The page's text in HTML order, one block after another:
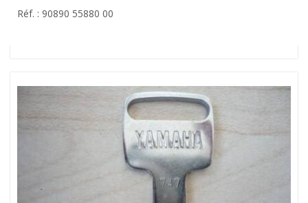
Réf. : 90890 55880 00